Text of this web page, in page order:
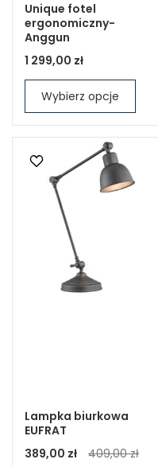
Unique fotel
ergonomiczny-
Anggun
1 299,00 zł
Wybierz opcje
Lampka biurkowa
EUFRAT
389,00 zł
409,00 zł